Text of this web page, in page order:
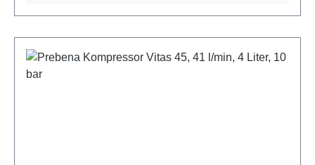
× B × H 600 × 340 × 570 mm